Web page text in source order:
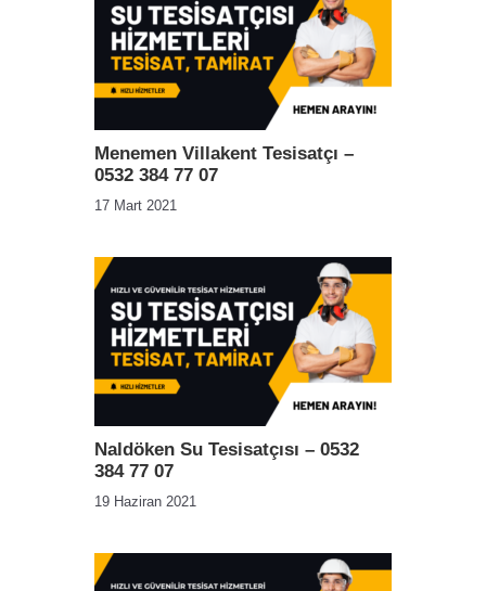
Menemen Villakent Tesisatçı –
0532 384 77 07
17 Mart 2021
Naldöken Su Tesisatçısı – 0532
384 77 07
19 Haziran 2021